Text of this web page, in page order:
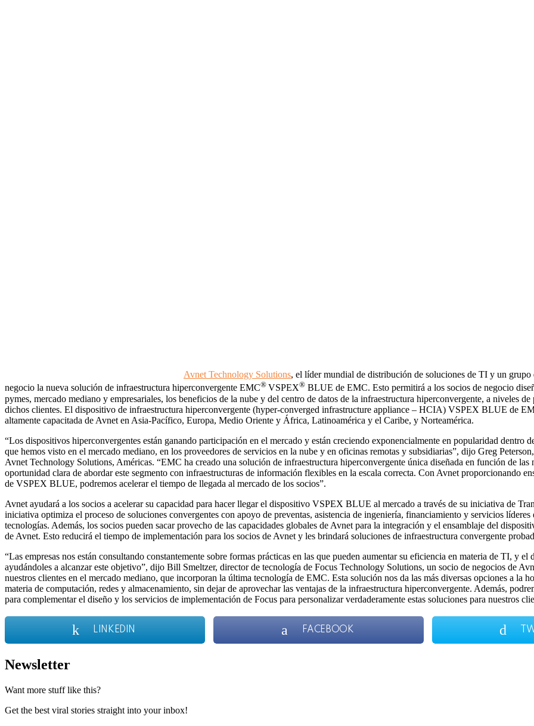
Avnet Technology Solutions, el líder mundial de distribución de soluciones de TI y un grupo
negocio la nueva solución de infraestructura hiperconvergente EMC® VSPEX® BLUE de EMC. Esto permitirá a los socios de negocio
pymes, mercado mediano y empresariales, los beneficios de la nube y del centro de datos de la infraestructura hiperconvergente, a niveles
dichos clientes. El dispositivo de infraestructura hiperconvergente (hyper-converged infrastructure appliance – HCIA) VSPEX BLUE de
altamente capacitada de Avnet en Asia-Pacífico, Europa, Medio Oriente y África, Latinoamérica y el Caribe, y Norteamérica.
“Los dispositivos hiperconvergentes están ganando participación en el mercado y están creciendo exponencialmente en popularidad dentro
que hemos visto en el mercado mediano, en los proveedores de servicios en la nube y en oficinas remotas y subsidiarias”, dijo Greg
Avnet Technology Solutions, Américas. “EMC ha creado una solución de infraestructura hiperconvergente única diseñada en función de las
oportunidad clara de abordar este segmento con infraestructuras de información flexibles en la escala correcta. Con Avnet proporcionando
de VSPEX BLUE, podremos acelerar el tiempo de llegada al mercado de los socios”.
Avnet ayudará a los socios a acelerar su capacidad para hacer llegar el dispositivo VSPEX BLUE al mercado a través de su iniciativa de
iniciativa optimiza el proceso de soluciones convergentes con apoyo de preventas, asistencia de ingeniería, financiamiento y servicios
tecnologías. Además, los socios pueden sacar provecho de las capacidades globales de Avnet para la integración y el ensamblaje del
de Avnet. Esto reducirá el tiempo de implementación para los socios de Avnet y les brindará soluciones de infraestructura convergente
“Las empresas nos están consultando constantemente sobre formas prácticas en las que pueden aumentar su eficiencia en materia de TI,
ayudándoles a alcanzar este objetivo”, dijo Bill Smeltzer, director de tecnología de Focus Technology Solutions, un socio de negocios de
nuestros clientes en el mercado mediano, que incorporan la última tecnología de EMC. Esta solución nos da las más diversas opciones a la
materia de computación, redes y almacenamiento, sin dejar de aprovechar las ventajas de la infraestructura hiperconvergente. Además,
para complementar el diseño y los servicios de implementación de Focus para personalizar verdaderamente estas soluciones para nuestros
LINKEDIN FACEBOOK
Newsletter
Want more stuff like this?
Get the best viral stories straight into your inbox!